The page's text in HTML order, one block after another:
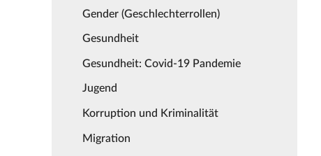
Gender (Geschlechterrollen)
Gesundheit
Gesundheit: Covid-19 Pandemie
Jugend
Korruption und Kriminalität
Migration